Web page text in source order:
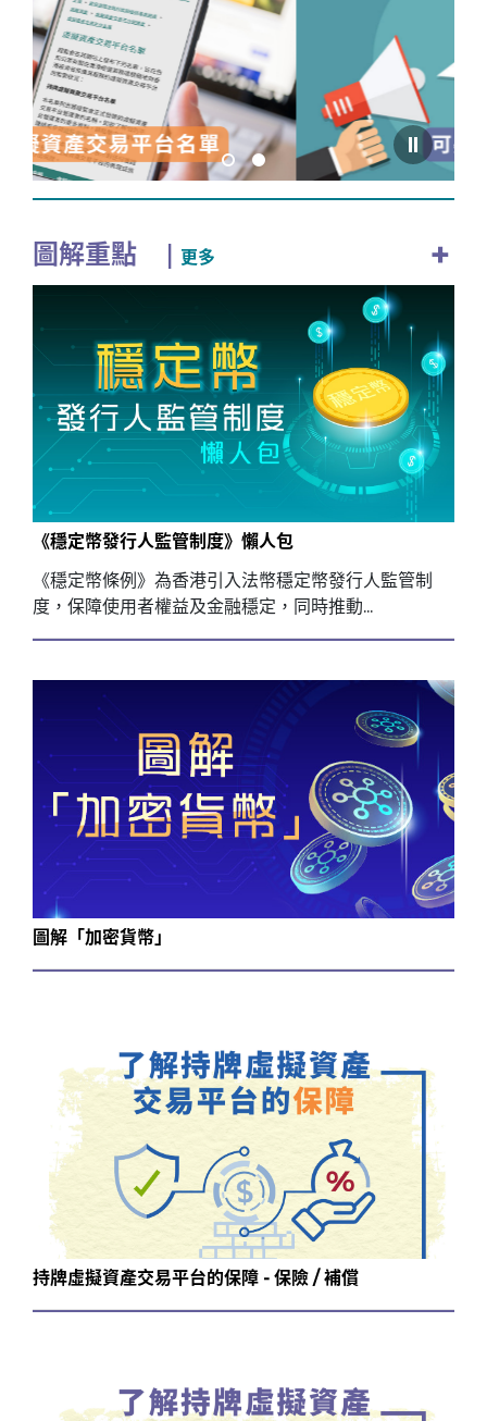
圖解重點 +
| 更多
《穩定幣發行人監管制度》懶人包
《穩定幣條例》為香港引入法幣穩定幣發行人監管制
度，保障使用者權益及金融穩定，同時推動...
圖解「加密貨幣」
持牌虛擬資產交易平台的保障 - 保險 / 補償